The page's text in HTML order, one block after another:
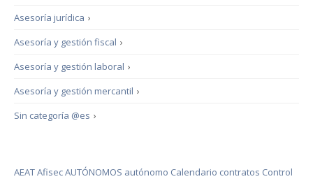
›
Asesoría jurídica
›
Asesoría y gestión fiscal
›
Asesoría y gestión laboral
›
Asesoría y gestión mercantil
›
Sin categoría @es
AEATAfisecAUTÓNOMOS autónomo Calendario contratos Control